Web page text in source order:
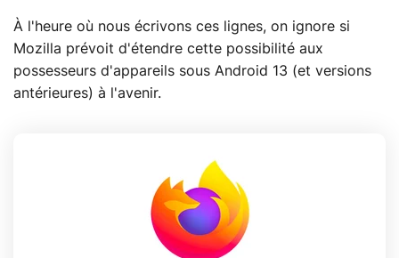
À l'heure où nous écrivons ces lignes, on ignore si
Mozilla prévoit d'étendre cette possibilité aux
possesseurs d'appareils sous Android 13 (et versions
antérieures) à l'avenir.